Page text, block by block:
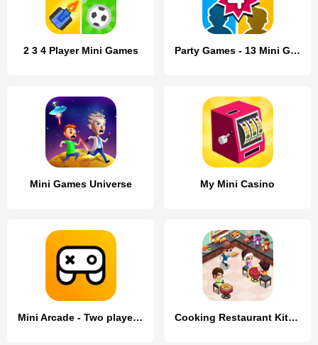
2 3 4 Player Mini Games Party Games - 13 Mini Games
Mini Games Universe My Mini Casino
Mini Arcade - Two player games Cooking Restaurant Kitchen